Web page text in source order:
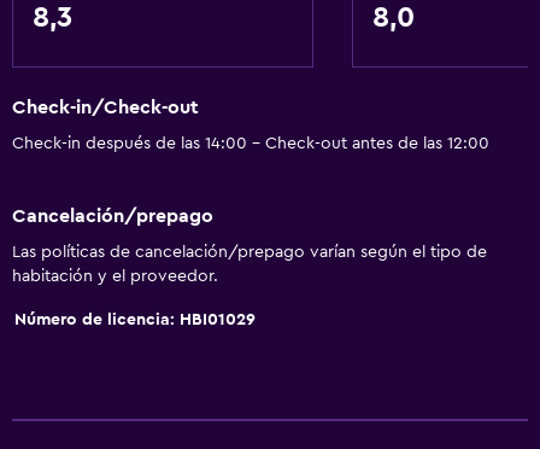
Insonorización
Casilleros
Baño
Papel higiénico
8,3 8,0
Check-in/Check-out
Check-in después de las 14:00 - Check-out antes de las 12:00
Cancelación/prepago
Las políticas de cancelación/prepago varían según el tipo de
habitación y el proveedor.
Número de licencia: HBI01029